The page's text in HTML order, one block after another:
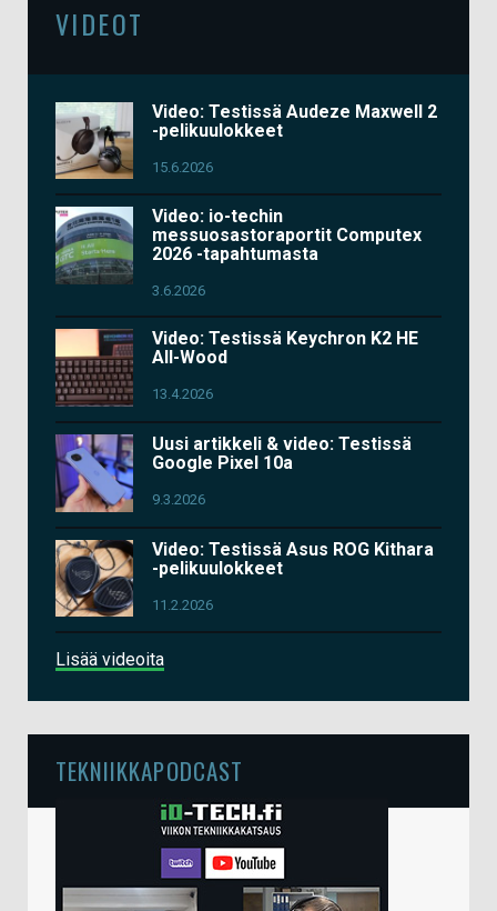
VIDEOT
Video: Testissä Audeze Maxwell 2
-pelikuulokkeet
15.6.2026
Video: io-techin
messuosastoraportit Computex
2026 -tapahtumasta
3.6.2026
Video: Testissä Keychron K2 HE
All-Wood
13.4.2026
Uusi artikkeli & video: Testissä
Google Pixel 10a
9.3.2026
Video: Testissä Asus ROG Kithara
-pelikuulokkeet
11.2.2026
Lisää videoita
TEKNIIKKAPODCAST